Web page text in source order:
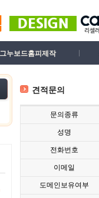
그누보드홈피제작
견적문의
문의종류
성명
전화번호
이메일
도메인보유여부